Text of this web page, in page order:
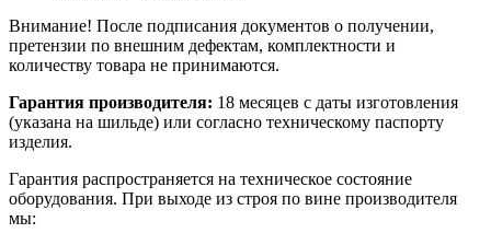
Внимание! После подписания документов о получении,
претензии по внешним дефектам, комплектности и
количеству товара не принимаются.
Гарантия производителя: 18 месяцев с даты изготовления
(указана на шильде) или согласно техническому паспорту
изделия.
Гарантия распространяется на техническое состояние
оборудования. При выходе из строя по вине производителя
мы: